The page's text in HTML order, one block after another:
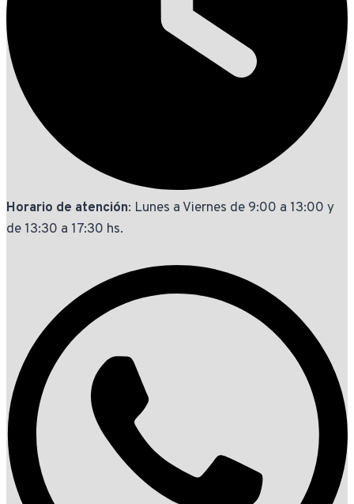
Horario de atención: Lunes a Viernes de 9:00 a 13:00 y
de 13:30 a 17:30 hs.